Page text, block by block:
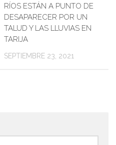
RÍOS ESTÁN A PUNTO DE
DESAPARECER POR UN
TALUD Y LAS LLUVIAS EN
TARIJA
SEPTIEMBRE 23, 2021